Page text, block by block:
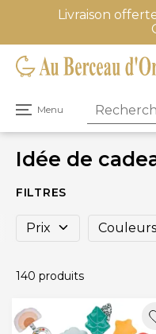
Livraison
Menu
Ouvrir
menu
principal
Idée de
FILTRES
Prix Couleurs
140 produits